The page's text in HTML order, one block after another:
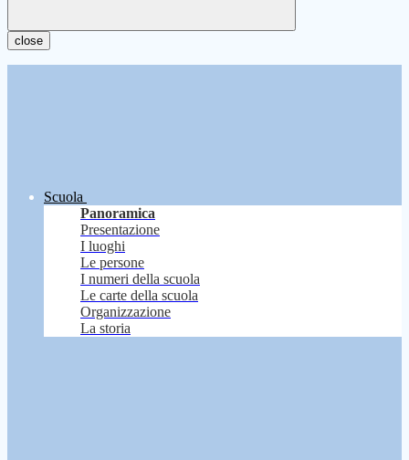
close
Scuola
Panoramica
Presentazione
I luoghi
Le persone
I numeri della scuola
Le carte della scuola
Organizzazione
La storia